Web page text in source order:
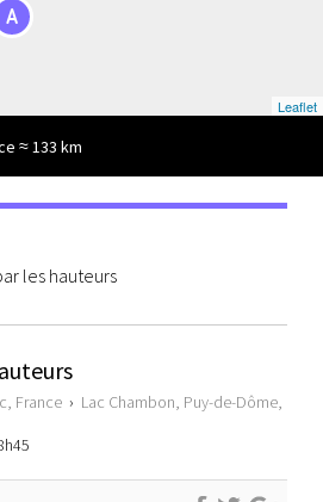
A
Leaflet
≈ 133 km
les hauteurs
France › Lac Chambon, Puy-de-Dôme,